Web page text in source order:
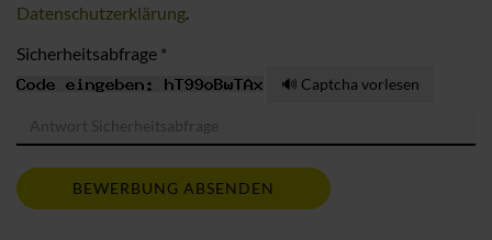
Datenschutzerklärung
Sicherheitsabfrage *
🔊 Captcha vorlesen
BEWERBUNG ABSENDEN